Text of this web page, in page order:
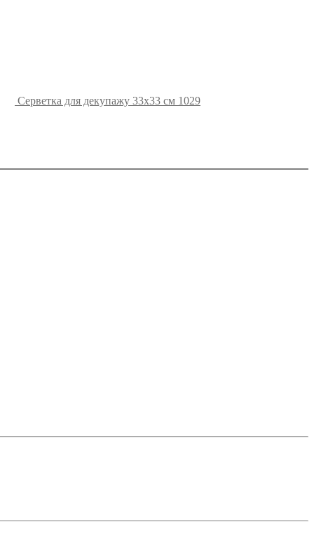
Серветка для декупажу 33х33 см 1029